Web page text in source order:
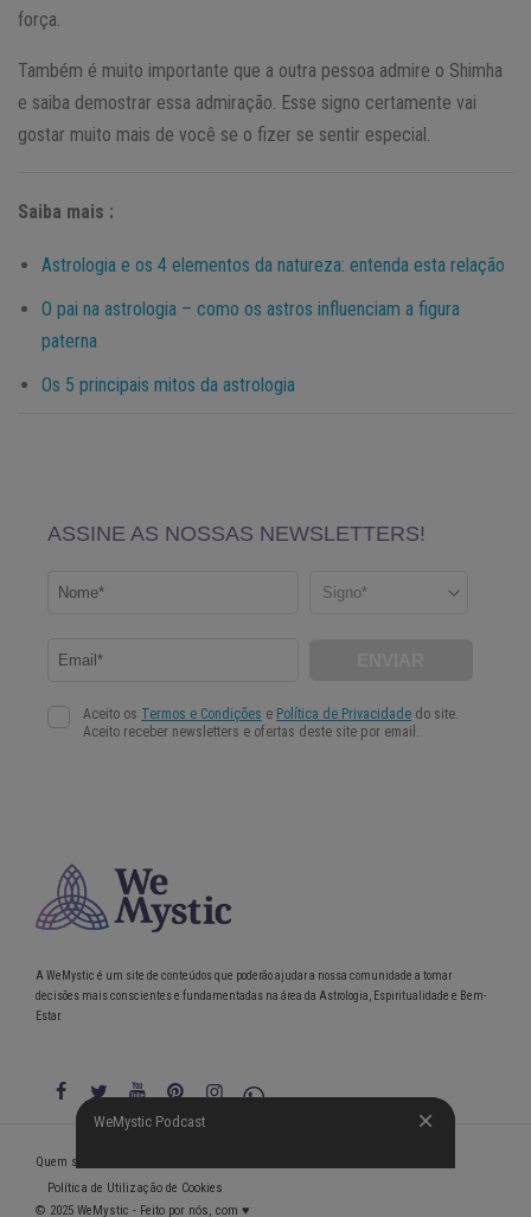
força.
Também é muito importante que a outra pessoa admire o Shimha
e saiba demostrar essa admiração. Esse signo certamente vai
gostar muito mais de você se o fizer se sentir especial.
Saiba mais :
Astrologia e os 4 elementos da natureza: entenda esta relação
O pai na astrologia – como os astros influenciam a figura
paterna
Os 5 principais mitos da astrologia
WeMystic Podcast
A WeMystic é um site de conteúdos que poderão ajudar a nossa comunidade a tomar
decisões mais conscientes e fundamentadas na área da Astrologia, Espiritualidade e Bem-
Estar.
WeMystic Podcast
Quem somos
Política de Utilização de Cookies
© 2025 WeMystic - Feito por nós, com ♥